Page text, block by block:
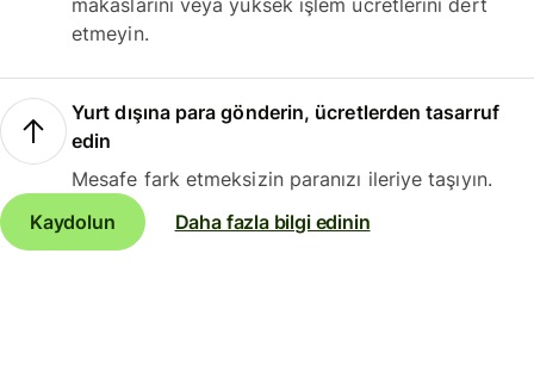
makaslarını veya yüksek işlem ücretlerini dert
etmeyin.
Yurt dışına para gönderin, ücretlerden tasarruf
edin
Mesafe fark etmeksizin paranızı ileriye taşıyın.
Kaydolun
Daha fazla bilgi edinin